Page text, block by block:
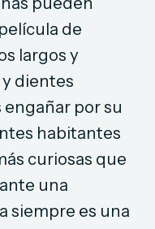
de
largos y
dientes
engañar por su
habitantes
curiosas que
una
siempre es una